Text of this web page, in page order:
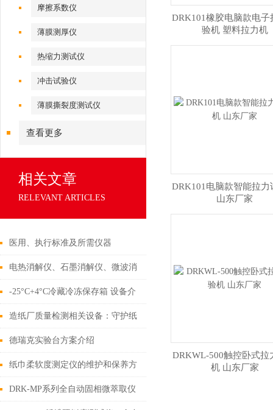
摩擦系数仪
薄膜测厚仪
热缩力测试仪
冲击试验仪
薄膜撕裂度测试仪
查看更多
相关文章
RELEVANT ARTICLES
医用、执行标准及所需仪器
电热消解仪、石墨消解仪、微波消
解仪的区别
-25°C+4°C冷藏冷冻保存箱 设备介
绍
造纸厂质量检测相关设备：守护纸
品品质的核心力量
德瑞克实验台方案介绍
纸巾柔软度测定仪的维护和保养方
法有哪些？
DRK-MP系列全自动固相微萃取仪
DRK101橡胶电脑款电子
验机 塑料拉力机
DRK101电脑款智能拉力
山东厂家
DRKWL-500触控卧式拉
机 山东厂家